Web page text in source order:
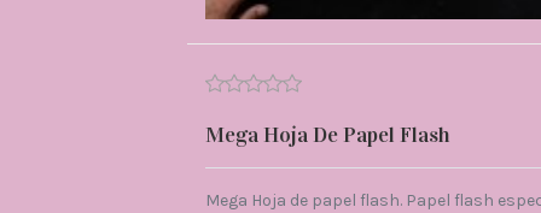
Mega Hoja De Papel Flash
Mega Hoja de papel flash. Papel flash